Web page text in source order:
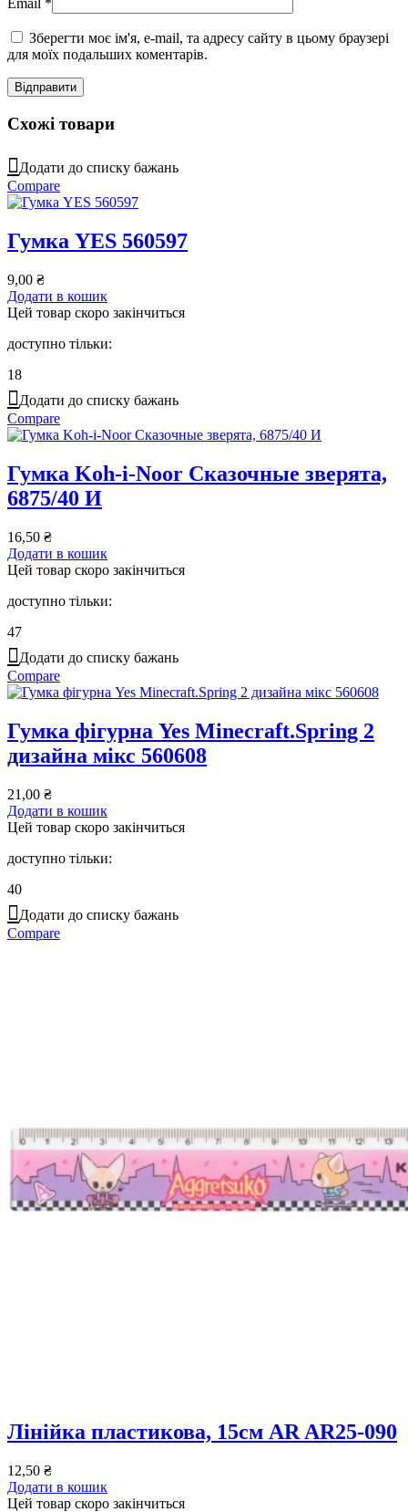
Email *
Зберегти моє ім'я, e-mail, та адресу сайту в цьому браузері
для моїх подальших коментарів.
Схожі товари
Додати до списку бажань
Compare
Гумка YES 560597
9,00 ₴
Додати в кошик
Цей товар скоро закінчиться
доступно тільки:
18
Додати до списку бажань
Compare
Гумка Koh-i-Noor Сказочные зверята,
6875/40 И
16,50 ₴
Додати в кошик
Цей товар скоро закінчиться
доступно тільки:
47
Додати до списку бажань
Compare
Гумка фігурна Yes Minecraft.Spring 2
дизайна мікс 560608
21,00 ₴
Додати в кошик
Цей товар скоро закінчиться
доступно тільки:
40
Додати до списку бажань
Compare
Лінійка пластикова, 15см AR AR25-090
12,50 ₴
Додати в кошик
Цей товар скоро закінчиться